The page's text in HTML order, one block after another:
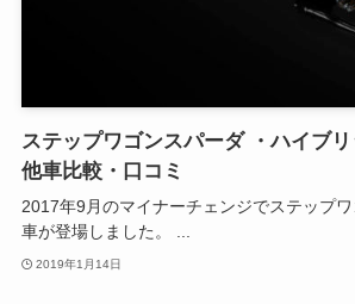
ステップワゴンスパーダ ・ハイブリ
他車比較・口コミ
2017年9月のマイナーチェンジでステップ
車が登場しました。 ...
2019年1月14日